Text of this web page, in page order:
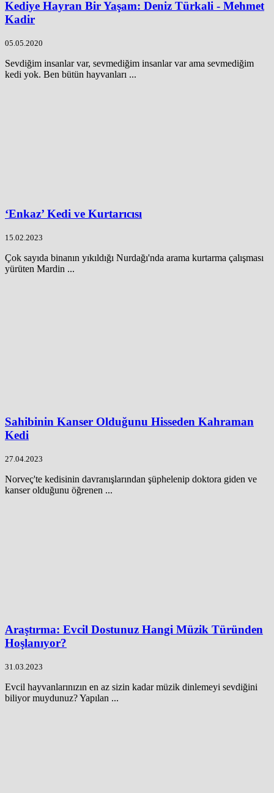
Kediye Hayran Bir Yaşam: Deniz Türkali - Mehmet
Kadir
05.05.2020
Sevdiğim insanlar var, sevmediğim insanlar var ama sevmediğim
kedi yok. Ben bütün hayvanları ...
‘Enkaz’ Kedi ve Kurtarıcısı
15.02.2023
Çok sayıda binanın yıkıldığı Nurdağı'nda arama kurtarma çalışması
yürüten Mardin ...
Sahibinin Kanser Olduğunu Hisseden Kahraman
Kedi
27.04.2023
Norveç'te kedisinin davranışlarından şüphelenip doktora giden ve
kanser olduğunu öğrenen ...
Araştırma: Evcil Dostunuz Hangi Müzik Türünden
Hoşlanıyor?
31.03.2023
Evcil hayvanlarınızın en az sizin kadar müzik dinlemeyi sevdiğini
biliyor muydunuz? Yapılan ...